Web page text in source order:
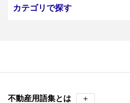
カテゴリで探す
不動産用語集とは ＋